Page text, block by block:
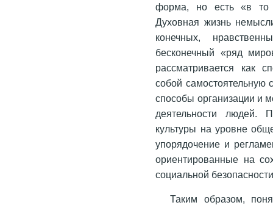
форма, но есть «в то
Духовная жизнь
конечных,
бесконечный «ряд
рассматривается как
собой самостоятельную
способы организации и
деятельности людей.
культуры на уровне
упорядочение и
ориентированные на
социальной
Таким образом,